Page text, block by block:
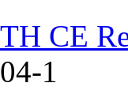
CE
1